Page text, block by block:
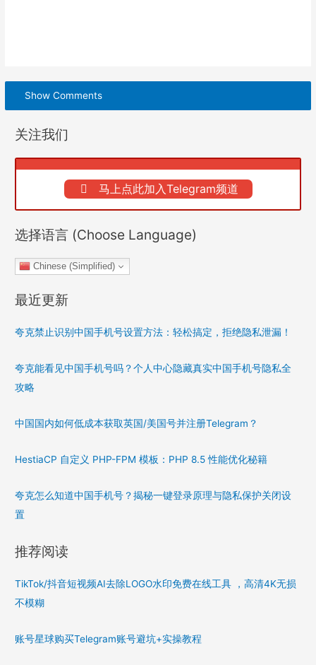
Show Comments
关注我们
马上点此加入Telegram频道
选择语言 (Choose Language)
Chinese (Simplified)
最近更新
夸克禁止识别中国手机号设置方法：轻松搞定，拒绝隐私泄漏！
夸克能看见中国手机号吗？个人中心隐藏真实中国手机号隐私全
攻略
中国国内如何低成本获取英国/美国号并注册Telegram？
HestiaCP 自定义 PHP-FPM 模板：PHP 8.5 性能优化秘籍
夸克怎么知道中国手机号？揭秘一键登录原理与隐私保护关闭设
置
推荐阅读
TikTok/抖音短视频AI去除LOGO水印免费在线工具 ，高清4K无损
不模糊
账号星球购买Telegram账号避坑+实操教程